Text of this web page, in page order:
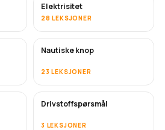
Elektrisitet
28 LEKSJONER
Nautiske knop
23 LEKSJONER
Drivstoffspørsmål
3 LEKSJONER